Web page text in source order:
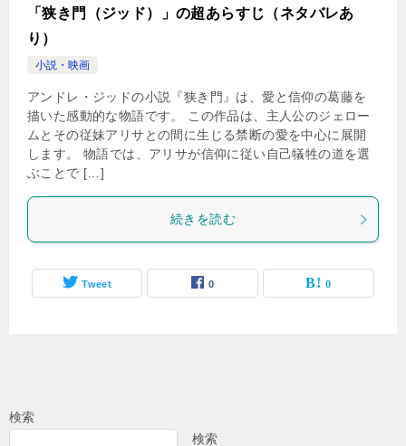
「狭き門（ジッド）」の超あらすじ（ネタバレあ
り）
小説・映画
アンドレ・ジッドの小説『狭き門』は、愛と信仰の葛藤を
描いた感動的な物語です。 この作品は、主人公のジェロー
ムとその従妹アリサとの間に生じる禁断の愛を中心に展開
します。 物語では、アリサが信仰に従い自己犠牲の道を選
ぶことで […]
続きを読む
Tweet 0 0
検索
検索